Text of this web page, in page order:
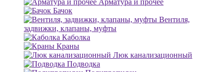
Арматура и прочее
Бачок
Вентиля,
задвижки, клапаны, муфты
Каболка
Краны
Люк канализационный
Подводка